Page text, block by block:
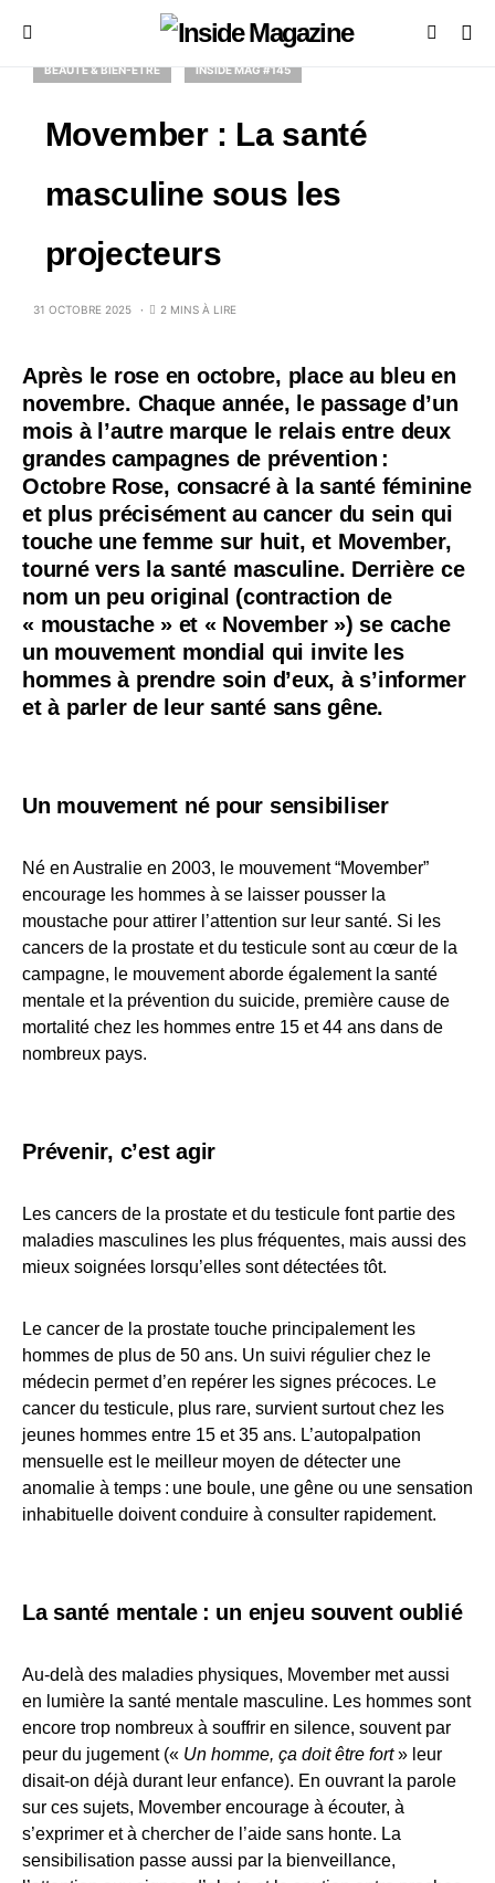
BEAUTÉ & BIEN-ÊTRE INSIDE MAG #145
Movember : La santé
masculine sous les
projecteurs
31 OCTOBRE 2025 2 MINS À LIRE
Après le rose en octobre, place au bleu en
novembre. Chaque année, le passage d’un
mois à l’autre marque le relais entre deux
grandes campagnes de prévention :
Octobre Rose, consacré à la santé féminine
et plus précisément au cancer du sein qui
touche une femme sur huit, et Movember,
tourné vers la santé masculine. Derrière ce
nom un peu original (contraction de
« moustache » et « November ») se cache
un mouvement mondial qui invite les
hommes à prendre soin d’eux, à s’informer
et à parler de leur santé sans gêne.
Un mouvement né pour sensibiliser
Né en Australie en 2003, le mouvement “Movember”
encourage les hommes à se laisser pousser la
moustache pour attirer l’attention sur leur santé. Si les
cancers de la prostate et du testicule sont au cœur de la
campagne, le mouvement aborde également la santé
mentale et la prévention du suicide, première cause de
mortalité chez les hommes entre 15 et 44 ans dans de
nombreux pays.
Prévenir, c’est agir
Les cancers de la prostate et du testicule font partie des
maladies masculines les plus fréquentes, mais aussi des
mieux soignées lorsqu’elles sont détectées tôt.
Le cancer de la prostate touche principalement les
hommes de plus de 50 ans. Un suivi régulier chez le
médecin permet d’en repérer les signes précoces. Le
cancer du testicule, plus rare, survient surtout chez les
jeunes hommes entre 15 et 35 ans. L’autopalpation
mensuelle est le meilleur moyen de détecter une
anomalie à temps : une boule, une gêne ou une sensation
inhabituelle doivent conduire à consulter rapidement.
La santé mentale : un enjeu souvent oublié
Au-delà des maladies physiques, Movember met aussi
en lumière la santé mentale masculine. Les hommes sont
encore trop nombreux à souffrir en silence, souvent par
peur du jugement (« Un homme, ça doit être fort» leur
disait-on déjà durant leur enfance). En ouvrant la parole
sur ces sujets, Movember encourage à écouter, à
s’exprimer et à chercher de l’aide sans honte. La
sensibilisation passe aussi par la bienveillance,